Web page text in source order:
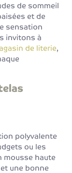
de sommeil
et de
sensation
invitons à
de literie,
polyvalente
ou les
mousse haute
une bonne